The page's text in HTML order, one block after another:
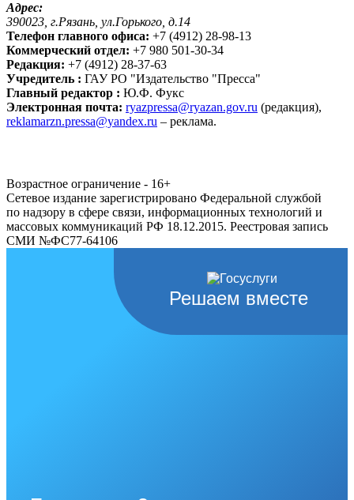
Адрес:
390023, г.Рязань, ул.Горького, д.14
Телефон главного офиса: +7 (4912) 28-98-13
Коммерческий отдел: +7 980 501-30-34
Редакция: +7 (4912) 28-37-63
Учредитель : ГАУ РО "Издательство "Пресса"
Главный редактор : Ю.Ф. Фукс
Электронная почта: ryazpressa@ryazan.gov.ru (редакция),
reklamarzn.pressa@yandex.ru – реклама.
Возрастное ограничение - 16+
Сетевое издание зарегистрировано Федеральной службой
по надзору в сфере связи, информационных технологий и
массовых коммуникаций РФ 18.12.2015. Реестровая запись
СМИ №ФС77-64106
Решаем вместе